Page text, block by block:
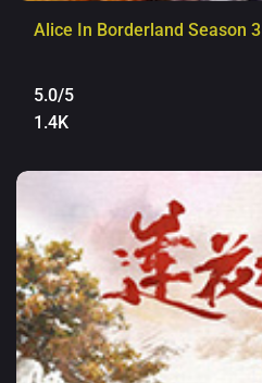
Alice In Borderland Season 3
5.0/5
1.4K